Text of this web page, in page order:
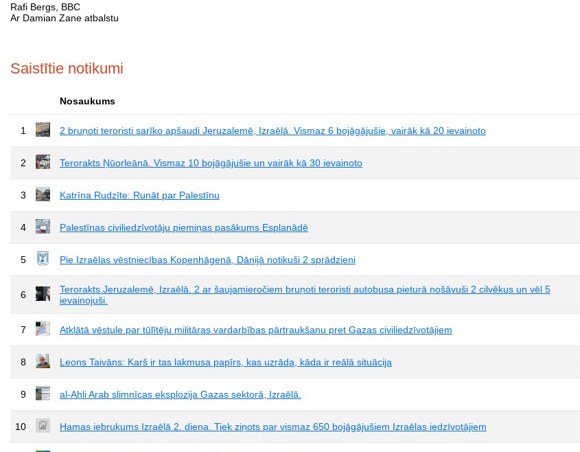
Rafi Bergs, BBC
Ar Damian Zane atbalstu
Saistītie notikumi
Nosaukums
1 2 bruņoti teroristi sarīko apšaudi Jeruzalemē, Izraēlā. Vismaz 6 bojāgājušie, vairāk kā 20 ievainoto
2 Terorakts Ņūorleānā. Vismaz 10 bojāgājušie un vairāk kā 30 ievainoto
3 Katrīna Rudzīte: Runāt par Palestīnu
4 Palestīnas civiliedzīvotāju piemiņas pasākums Esplanādē
5 Pie Izraēlas vēstniecības Kopenhāgenā, Dānijā notikuši 2 sprādzieni
6
Terorakts Jeruzalemē, Izraēlā. 2 ar šaujamieročiem bruņoti teroristi autobusa pieturā nošāvuši 2 cilvēkus un vēl 5
ievainojuši.
7 Atklātā vēstule par tūlītēju militāras vardarbības pārtraukšanu pret Gazas civiliedzīvotājiem
8 Leons Taivāns: Karš ir tas lakmusa papīrs, kas uzrāda, kāda ir reālā situācija
9 al-Ahli Arab slimnīcas eksplozija Gazas sektorā, Izraēlā.
10 Hamas iebrukums Izraēlā 2. diena. Tiek ziņots par vismaz 650 bojāgājušiem Izraēlas iedzīvotājiem